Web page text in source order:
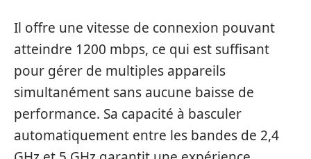
Il offre une vitesse de connexion pouvant
atteindre 1200 mbps, ce qui est suffisant
pour gérer de multiples appareils
simultanément sans aucune baisse de
performance. Sa capacité à basculer
automatiquement entre les bandes de 2,4